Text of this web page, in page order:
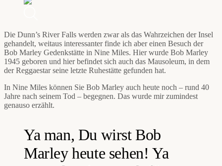
Die Dunn’s River Falls werden zwar als das Wahrzeichen der Insel
gehandelt, weitaus interessanter finde ich aber einen Besuch der
Bob Marley Gedenkstätte in Nine Miles. Hier wurde Bob Marley
1945 geboren und hier befindet sich auch das Mausoleum, in dem
der Reggaestar seine letzte Ruhestätte gefunden hat.
In Nine Miles können Sie Bob Marley auch heute noch – rund 40
Jahre nach seinem Tod – begegnen. Das wurde mir zumindest
genauso erzählt.
Ya man, Du wirst Bob
Marley heute sehen! Ya